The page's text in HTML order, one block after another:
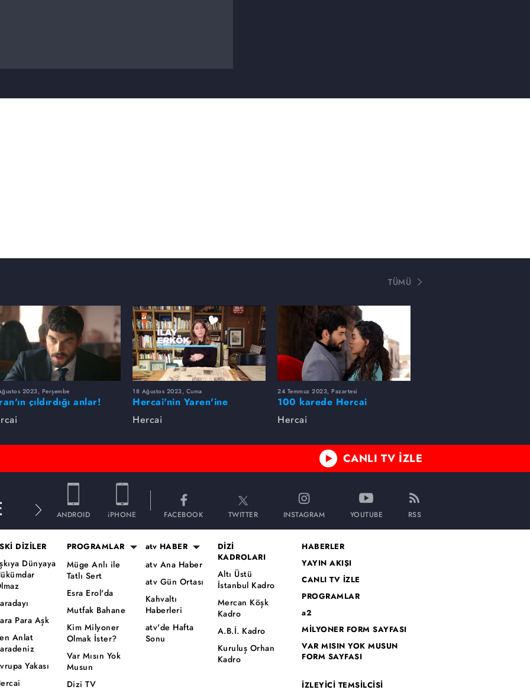
TÜMÜ
2023, Perşembe
çıldırdığı anlar!
18 Ağustos 2023, Cuma
Hercai'nin Yaren'ine
sorduk, hakkında merak
Hercai
24 Temmuz 2023, Pazartesi
100 karede Hercai
Hercai
CANLI TV İZLE
ANDROID iPHONE FACEBOOK TWITTER INSTAGRAM YOUTUBE RSS
DİZİLER
Dünyaya
Para Aşk
Anlat
Yakası
PROGRAMLAR
Müge Anlı ile
Tatlı Sert
Esra Erol'da
Mutfak Bahane
Kim Milyoner
Olmak İster?
Var Mısın Yok
Musun
Dizi TV
atv HABER
atv Ana Haber
atv Gün Ortası
Kahvaltı
Haberleri
atv'de Hafta
Sonu
DİZİ
KADROLARI
Altı Üstü
İstanbul Kadro
Mercan Köşk
Kadro
A.B.İ. Kadro
Kuruluş Orhan
Kadro
HABERLER
YAYIN AKIŞI
CANLI TV İZLE
PROGRAMLAR
a2
MİLYONER FORM SAYFASI
VAR MISIN YOK MUSUN
FORM SAYFASI
İZLEYİCİ TEMSİLCİSİ